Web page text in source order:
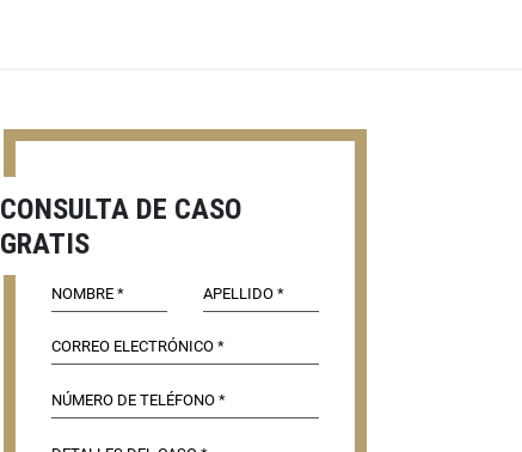
CONSULTA DE CASO
GRATIS